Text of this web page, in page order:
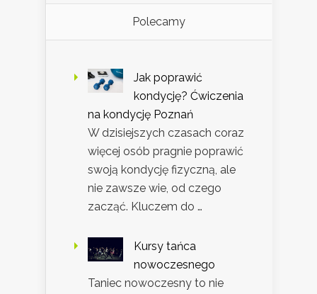
Polecamy
Jak poprawić
kondycję? Ćwiczenia
na kondycję Poznań
W dzisiejszych czasach coraz
więcej osób pragnie poprawić
swoją kondycję fizyczną, ale
nie zawsze wie, od czego
zacząć. Kluczem do …
Kursy tańca
nowoczesnego
Taniec nowoczesny to nie